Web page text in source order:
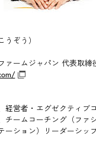
ぞう）
ァームジャパン 代表取締
経営者・エグゼクティブ
チームコーチング（ファ
ーション）リーダーシッ